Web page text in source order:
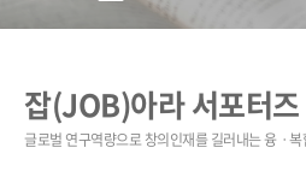
잡(JOB)아라 서포터즈